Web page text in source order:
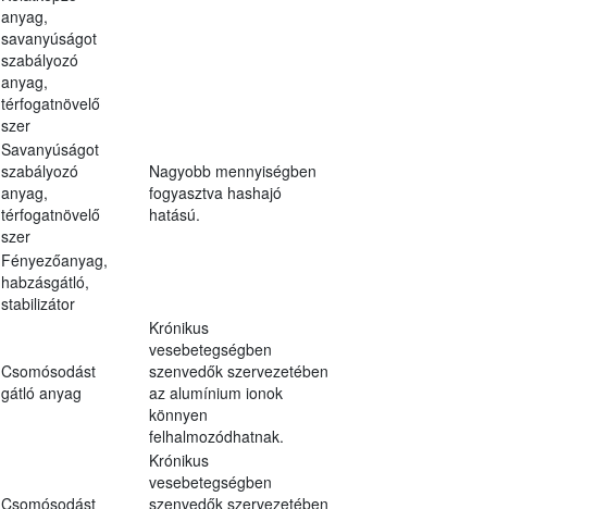
anyag,
savanyúságot
szabályozó
anyag,
térfogatnövelő
szer
Savanyúságot
szabályozó
anyag,
térfogatnövelő
szer
Nagyobb mennyiségben
fogyasztva hashajó
hatású.
Fényezőanyag,
habzásgátló,
stabilizátor
Csomósodást
gátló anyag
Krónikus
vesebetegségben
szenvedők szervezetében
az alumínium ionok
könnyen
felhalmozódhatnak.
Csomósodást
Krónikus
vesebetegségben
szenvedők szervezetében